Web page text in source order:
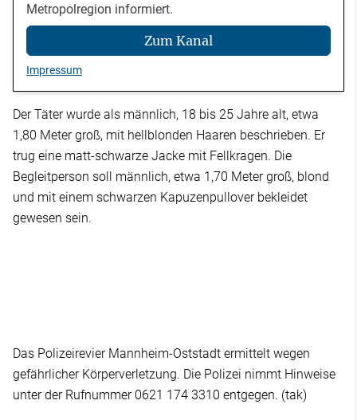
Metropolregion informiert.
Zum Kanal
Impressum
Der Täter wurde als männlich, 18 bis 25 Jahre alt, etwa
1,80 Meter groß, mit hellblonden Haaren beschrieben. Er
trug eine matt-schwarze Jacke mit Fellkragen. Die
Begleitperson soll männlich, etwa 1,70 Meter groß, blond
und mit einem schwarzen Kapuzenpullover bekleidet
gewesen sein.
Das Polizeirevier Mannheim-Oststadt ermittelt wegen
gefährlicher Körperverletzung. Die Polizei nimmt Hinweise
unter der Rufnummer 0621 174 3310 entgegen. (tak)